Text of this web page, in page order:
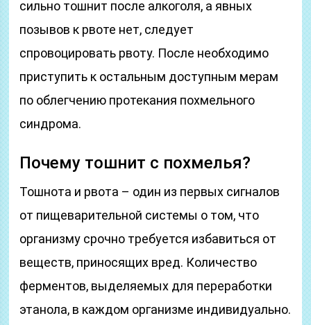
сильно тошнит после алкоголя, а явных
позывов к рвоте нет, следует
спровоцировать рвоту. После необходимо
приступить к остальным доступным мерам
по облегчению протекания похмельного
синдрома.
Почему тошнит с похмелья?
Тошнота и рвота – один из первых сигналов
от пищеварительной системы о том, что
организму срочно требуется избавиться от
веществ, приносящих вред. Количество
ферментов, выделяемых для переработки
этанола, в каждом организме индивидуально.